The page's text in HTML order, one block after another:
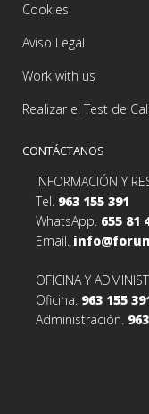
Cookies
Aviso Legal
Work with us
Realizar el Test de
CONTÁCTANOS
INFORMACIÓN Y
Tel. 963 155 391
WhatsApp. 655 81
Email.
OFICINA Y
Oficina. 963 155
Administración.